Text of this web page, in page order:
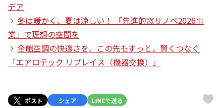
デア
冬は暖かく、夏は涼しい！ 「先進的窓リノベ2026事
業」で理想の空間を
全館空調の快適さを、この先もずっと。賢くつなぐ
「エアロテック リプレイス（機器交換）」
ポスト シェア LINEで送る